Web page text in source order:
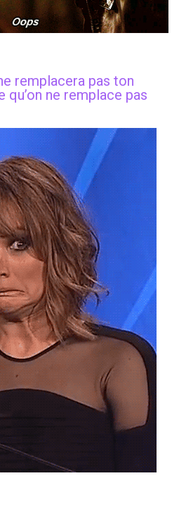
remplacera pas ton
qu’on ne remplace pas